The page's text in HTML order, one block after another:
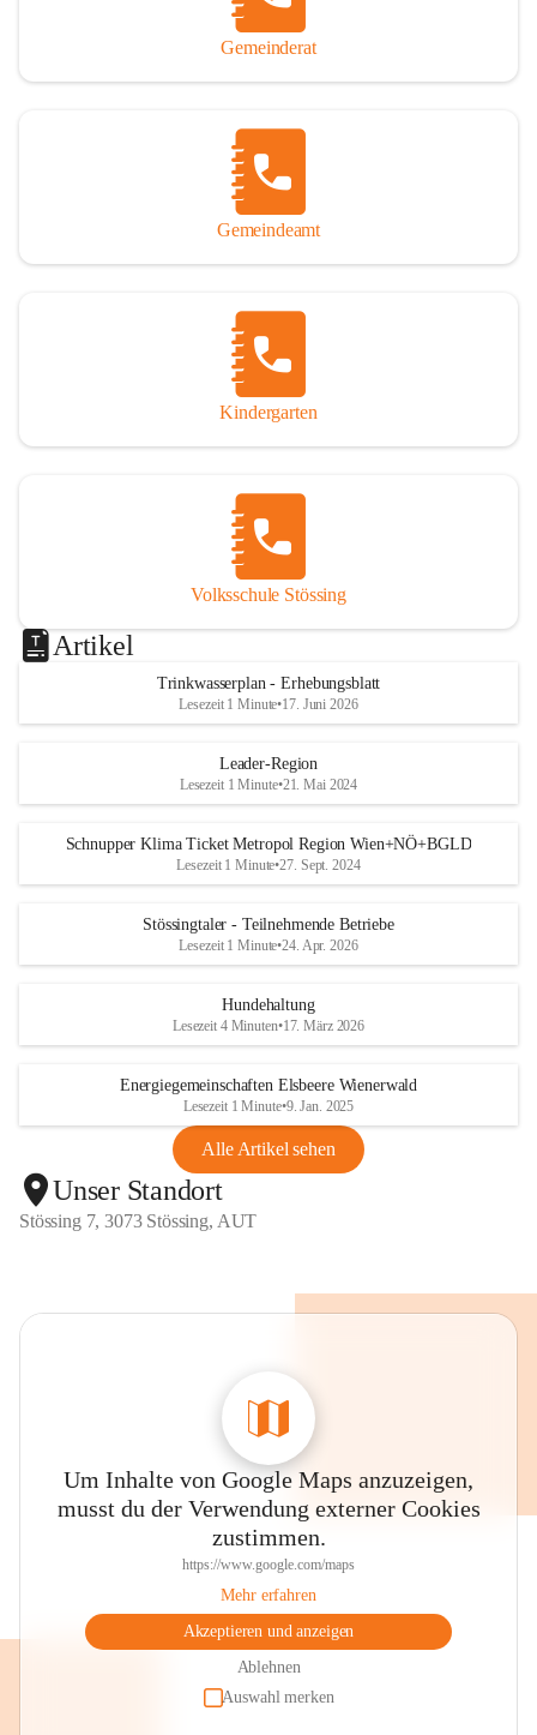
Gemeinderat
Gemeindeamt
Kindergarten
Volksschule Stössing
Artikel
Trinkwasserplan - Erhebungsblatt
Lesezeit 1 Minute•17. Juni 2026
Leader-Region
Lesezeit 1 Minute•21. Mai 2024
Schnupper Klima Ticket Metropol Region Wien+NÖ+BGLD
Lesezeit 1 Minute•27. Sept. 2024
Stössingtaler - Teilnehmende Betriebe
Lesezeit 1 Minute•24. Apr. 2026
Hundehaltung
Lesezeit 4 Minuten•17. März 2026
Energiegemeinschaften Elsbeere Wienerwald
Lesezeit 1 Minute•9. Jan. 2025
Alle Artikel sehen
Unser Standort
Stössing 7, 3073 Stössing, AUT
Um Inhalte von Google Maps anzuzeigen,
musst du der Verwendung externer Cookies
zustimmen.
https://www.google.com/maps
Mehr erfahren
Akzeptieren und anzeigen
Ablehnen
Auswahl merken